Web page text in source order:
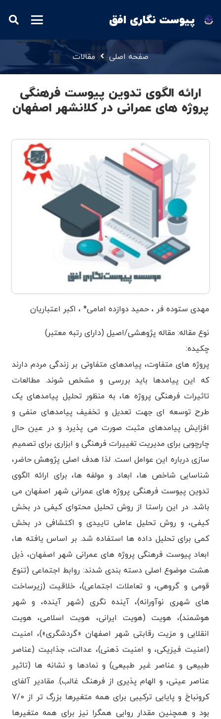
پیوست نگاری افق
صفحه اصلی مقالات
ارائه الگوی تدوین پیوست فرهنگی
پروژه های عمرانی در کلانشهر اصفهان
مهدی ستوده فر ، حمید دوازده امامی* ، اکبر اعتباریان
نوع مقاله: مقاله پژوهشی/اصیل (دارای رتبه معتبر)
چکیده:
پروژه های متفاوت، پیامدهای متفاوتی بر زندگی مردم دارند
که این پیامدها باید بررسی و مشخص شوند. مطالعات
تاثیرات فرهنگی پروژه ها، به منظور تحلیل پیامدهای یک
طرح توسعه ای جهت تعدیل و تخفیف پیامدهای منفی و
افزایش پیامدهای مثبت صورت می پذیرد و در عین حال
چارچوبی برای مدیریت تغییرات فرهنگی و ابزاری برای تصمیم
سازی درباره این عوامل است. لذا هدف اصلی پژوهش حاضر،
شناسایی شاخص ها، ابعاد و مولفه ها، برای ارائه الگوی
تدوین پیوست فرهنگی پروژه های عمرانی شهر اصفهان می
باشد. در این راستا از روش تحلیل محتوای کیفی در بخش
کیفی، و روش تحلیل عاملی تاییدی و اکتشافی در بخش
کمی برای تحلیل داده ها استفاده شد. بر اساس یافته ها،
ابعاد پیوست فرهنگی پروژه های عمرانی شهر اصفهان، ذیل
هشت موضوع اصلی دسته بندی شدند: روابط اجتماعی (تنوع
قومی و گروهی، و تعاملات اجتماعی)، خلاقیت (زیرساخت
های شهری نوآورانه)، آینده نگری (شهر آینده، و شهر
هوشمند)، هویت (هویت ایرانی، هویت اسلامی، هویت
انقلابی و مزیت رقابتی شهر اصفهان «گردشگری»)، امنیت
(امنیت فیزیکی، و امنیت ذهنی)، عدالت، جذابیت (عناصر
طبیعی و عناصر غیر طبیعی) و نمادها و نشانه ها (تاثیر
عناصر عینی، و الهام پذیری از فرهنگ غالب). مقادیر آلفای
کرونباخ و پایایی ترکیبی برای همه متغیرها بزرگ تر از 7/0
بود و همچنین مقدار روایی همگرا نیز برای همه متغیرها